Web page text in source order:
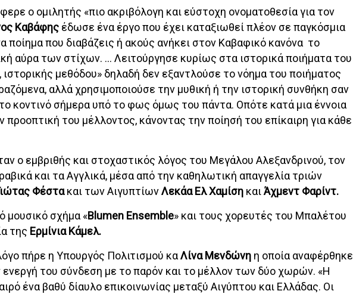
ο ομιλητής «πιο ακριβόλογη και εύστοχη ονοματοθεσία για τον
Καβάφηςέδωσε ένα έργο που έχει καταξιωθεί πλέον σε παγκόσμια
ποίημα που διαβάζεις ή ακούς ανήκει στον Καβαφικό κανόνα το
αύρα των στίχων. … Λειτούργησε κυρίως στα ιστορικά ποιήματα του
μεθόδου» δηλαδή δεν εξαντλούσε το νόημα του ποιήματος
αλλά χρησιμοποιούσε την μυθική ή την ιστορική συνθήκη σαν
κοντινό σήμερα υπό το φως όμως του πάντα. Οπότε κατά μια έννοια
του μέλλοντος, κάνοντας την ποίησή του επίκαιρη για κάθε
ο εμβριθής και στοχαστικός λόγος του Μεγάλου Αλεξανδρινού, τον
και τα Αγγλικά, μέσα από την καθηλωτική απαγγελία τριών
Φέστακαι των ΑιγυπτίωνΛεκάα Ελ ΧαμίσηκαιΆχμεντ Φαρίντ.
μουσικό σχήμα «Blumen Ensemble» και τους χορευτές του Μπαλέτου
της Ερμίνια Κάμελ.
πήρε η Υπουργός Πολιτισμού καΛίνα Μενδώνη η οποία αναφέρθηκε
ενεργή του σύνδεση με το παρόν και το μέλλον των δύο χωρών. «Η
ένα βαθύ δίαυλο επικοινωνίας μεταξύ Αιγύπτου και Ελλάδας. Οι